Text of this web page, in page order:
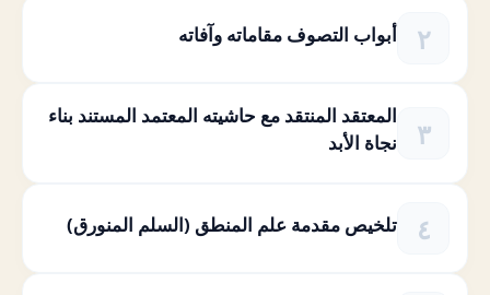
أبواب التصوف مقاماته وآفاته
المعتقد المنتقد مع حاشيته المعتمد المستند بناء
نجاة الأبد
تلخيص مقدمة علم المنطق (السلم المنورق)